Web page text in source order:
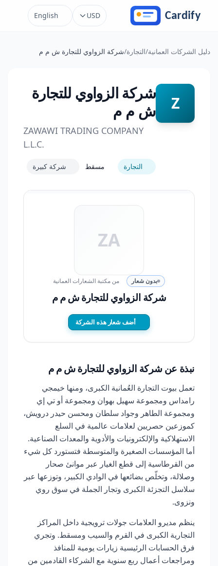
USD
English
دليل الشركات العمانية/التجارة/شركة الزواوي للتجارة ش م م
Z
شركة الزواوي للتجارة
ش م م
ZAWAWI TRADING COMPANY
L.L.C.
التجارة مسقط شركة كبيرة
ZA
بدون شعار من مكتبة الشعارات العمانية
شركة الزواوي للتجارة ش م م
أضف شعار هذه الشركة
نبذة عن شركة الزواوي للتجارة ش م م
تعمل بيوت التجارة العُمانية الكبرى، ومنها خيمجي
رامداس ومجموعة سهيل بهوان ومجموعة أو تي إي
ومجموعة الطاهر وجواد سلطان ومحسن حيدر درويش،
كموزعين حصريين لعلامات عالمية في السلع
الاستهلاكية والإلكترونيات والأدوية والمعدات الصناعية.
أما المؤسسات الصغيرة والمتوسطة فتستورد كل شيء
من القرطاسية إلى قطع الغيار عبر موانئ صحار
وصلالة، وتخلّص بضائعها في الوادي الكبير، وتوزعها عبر
سلاسل التجزئة الكبرى وتجار الجملة في سوق روي
ونزوى.
ينظم مديرو العلامات جولات ترويجية داخل المراكز
التجارية الكبرى في القرم والسيب ومسقط. وتجري
فرق الحسابات الرئيسية زيارات يومية للمنافذ
ومراجعات أعمال ربع سنوية مع الشركاء القادمين من